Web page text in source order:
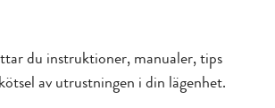
du instruktioner, manualer, tips
av utrustningen i din lägenhet.